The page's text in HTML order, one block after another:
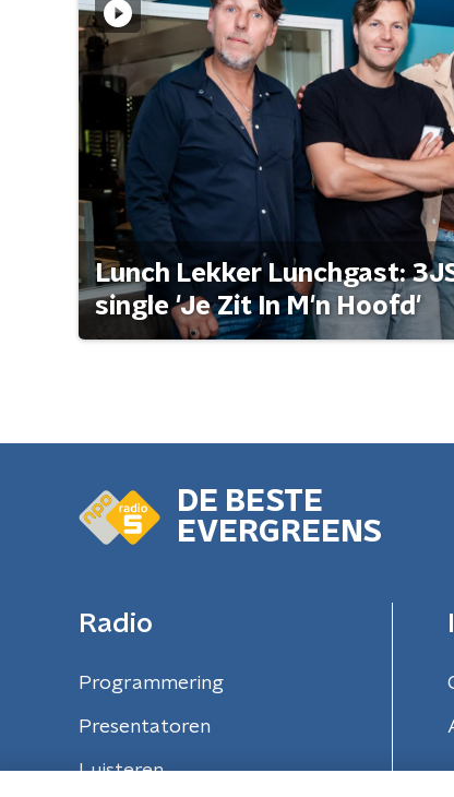
Lunch Lekker Lunchgast:
single 'Je Zit In M'n Hoofd'
DE BESTE
EVERGREENS
Radio
Programmering
Presentatoren
Luisteren